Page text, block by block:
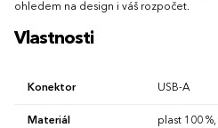
ohledem na design i váš rozpočet.
Vlastnosti
Konektor USB-A
Materiál plast 100